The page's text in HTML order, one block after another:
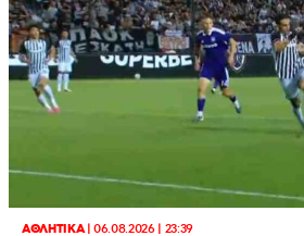
ΑΘΛΗΤΙΚΑ|06.08.2026 | 23:39